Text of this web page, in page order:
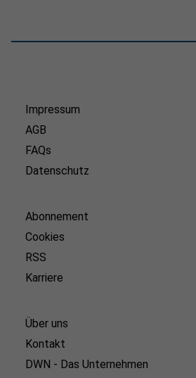
Impressum
AGB
FAQs
Datenschutz
Abonnement
Cookies
RSS
Karriere
Über uns
Kontakt
DWN - Das Unternehmen